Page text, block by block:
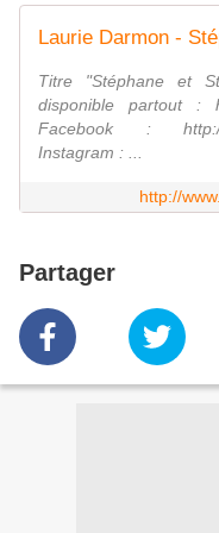
Titre "Stéphane et
disponible partout :
Facebook : http://
Instagram : ...
http://
Partager